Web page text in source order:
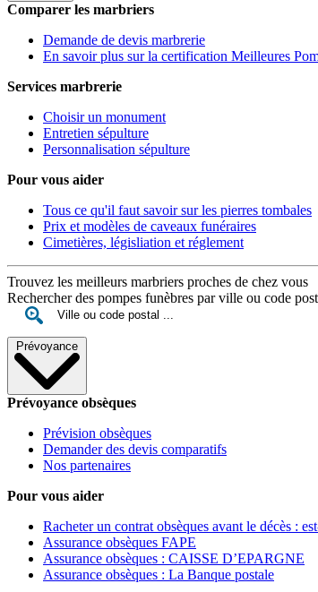
Comparer les marbriers
Demande de devis marbrerie
En savoir plus sur la certification Meilleures
Services marbrerie
Choisir un monument
Entretien sépulture
Personnalisation sépulture
Pour vous aider
Tous ce qu'il faut savoir sur les pierres tombales
Prix et modèles de caveaux funéraires
Cimetières, législiation et réglement
Trouvez les meilleurs marbriers proches de chez vous
Rechercher des pompes funèbres par ville ou code
Prévoyance
Prévoyance obsèques
Prévision obsèques
Demander des devis comparatifs
Nos partenaires
Pour vous aider
Racheter un contrat obsèques avant le décès :
Assurance obsèques FAPE
Assurance obsèques : CAISSE D’EPARGNE
Assurance obsèques : La Banque postale